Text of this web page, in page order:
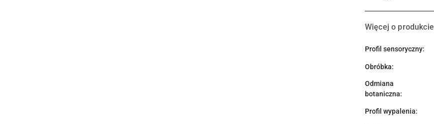
Więcej o produkcie
Profil sensoryczny:
Obróbka:
Odmiana
botaniczna:
Profil wypalenia: